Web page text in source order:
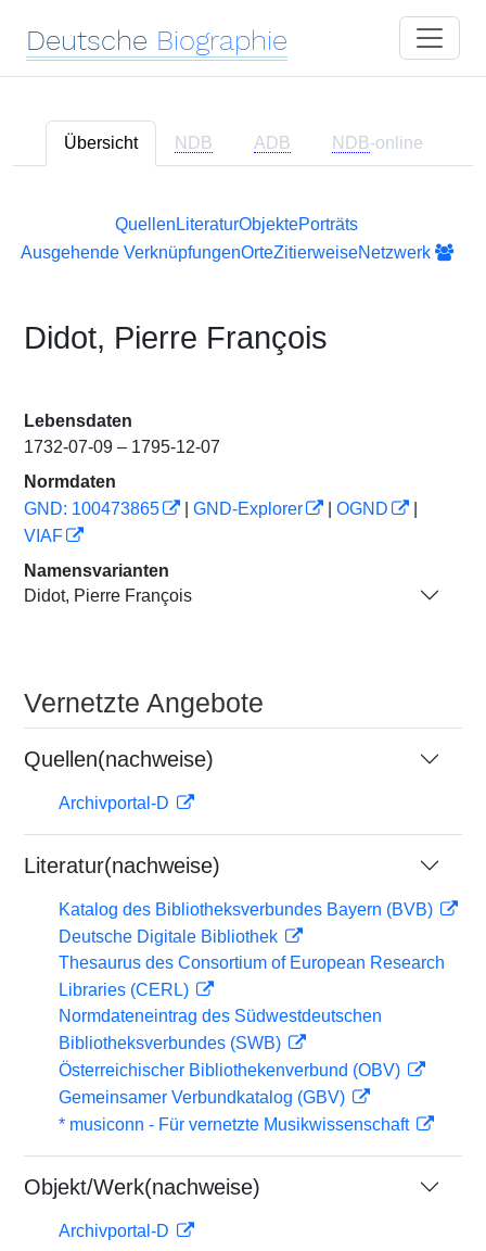
Deutsche Biographie
Übersicht NDB ADB NDB-online
Quellen LiteraturObjektePorträts
Ausgehende VerknüpfungenOrteZitierweiseNetzwerk
Didot, Pierre François
Lebensdaten
1732-07-09 – 1795-12-07
Normdaten
GND: 100473865
GND-Explorer OGND
VIAF
Namensvarianten
Didot, Pierre François
Vernetzte Angebote
Quellen(nachweise)
Archivportal-D
Literatur(nachweise)
Katalog des Bibliotheksverbundes Bayern (BVB)
Deutsche Digitale Bibliothek
Thesaurus des Consortium of European Research
Libraries (CERL)
Normdateneintrag des Südwestdeutschen
Bibliotheksverbundes (SWB)
Österreichischer Bibliothekenverbund (OBV)
Gemeinsamer Verbundkatalog (GBV)
* musiconn - Für vernetzte Musikwissenschaft
Objekt/Werk(nachweise)
Archivportal-D